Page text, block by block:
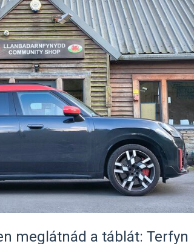
meglátnád a táblát: Terfyn